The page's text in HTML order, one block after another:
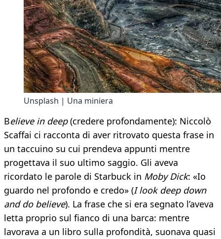
Unsplash | Una miniera
Believe in deep(credere profondamente): Niccolò
Scaffai ci racconta di aver ritrovato questa frase in
un taccuino su cui prendeva appunti mentre
progettava il suo ultimo saggio. Gli aveva
ricordato le parole di Starbuck in Moby Dick: «Io
guardo nel profondo e credo» (I look deep down
and do believe). La frase che si era segnato l’aveva
letta proprio sul fianco di una barca: mentre
lavorava a un libro sulla profondità, suonava quasi